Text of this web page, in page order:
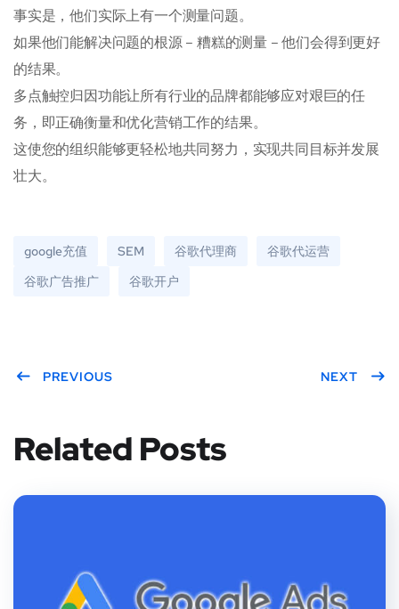
事实是，他们实际上有一个测量问题。
如果他们能解决问题的根源 – 糟糕的测量 – 他们会得到更好
的结果。
多点触控归因功能让所有行业的品牌都能够应对艰巨的任
务，即正确衡量和优化营销工作的结果。
这使您的组织能够更轻松地共同努力，实现共同目标并发展
壮大。
google充值 SEM 谷歌代理商
谷歌代运营
谷歌广告推广
谷歌开户
PREVIOUS NEXT
Related Posts